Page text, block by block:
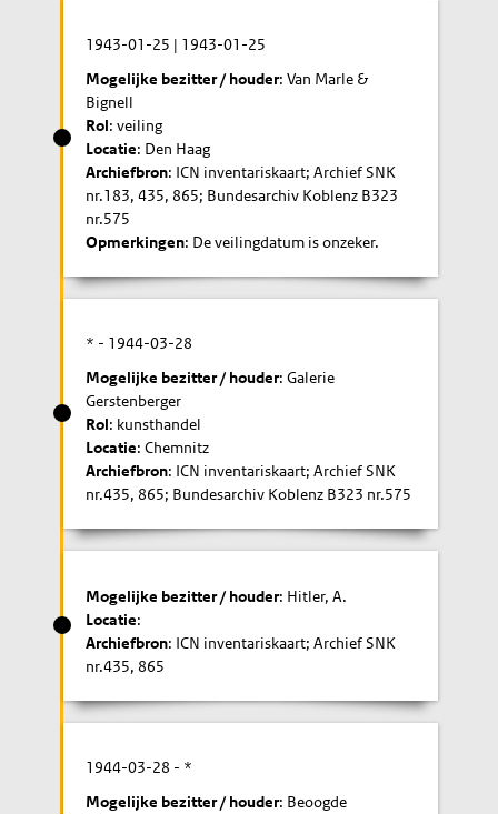
1943-01-25 | 1943-01-25
Mogelijke bezitter / houder: Van Marle &
Bignell
Rol: veiling
Locatie: Den Haag
Archiefbron: ICN inventariskaart; Archief SNK
nr.183, 435, 865; Bundesarchiv Koblenz B323
nr.575
Opmerkingen: De veilingdatum is onzeker.
* - 1944-03-28
Mogelijke bezitter / houder: Galerie
Gerstenberger
Rol: kunsthandel
Locatie: Chemnitz
Archiefbron: ICN inventariskaart; Archief SNK
nr.435, 865; Bundesarchiv Koblenz B323 nr.575
Mogelijke bezitter / houder: Hitler, A.
Locatie:
Archiefbron: ICN inventariskaart; Archief SNK
nr.435, 865
1944-03-28 - *
Mogelijke bezitter / houder: Beoogde